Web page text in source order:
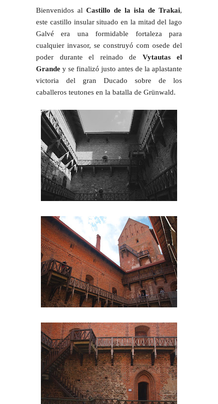
Bienvenidos al Castillo de la isla de Trakai,
este castillo insular situado en la mitad del lago
Galvé era una formidable fortaleza para
cualquier invasor, se construyó com osede del
poder durante el reinado de Vytautas el
Grande y se finalizó justo antes de la aplastante
victoria del gran Ducado sobre de los
caballeros teutones en la batalla de Grünwald.